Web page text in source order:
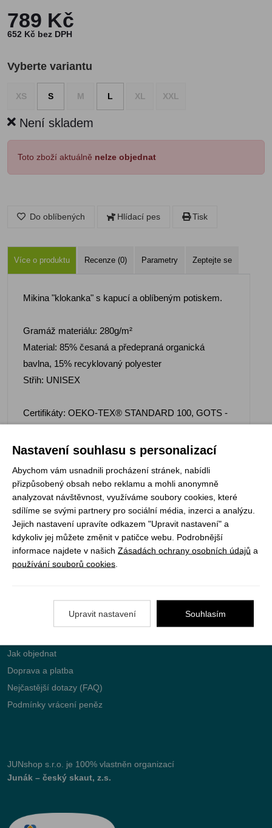
789 Kč
652 Kč bez DPH
Vyberte variantu
XS S M L XL XXL
Není skladem
Toto zboží aktuálně nelze objednat
Do oblíbených Hlídací pes Tisk
Více o produktu Recenze (0) Parametry Zeptejte se
Mikina "klokanka" s kapucí a oblíbeným potiskem.
Gramáž materiálu: 280g/m²
Material: 85% česaná a předepraná organická
bavlna, 15% recyklovaný polyester
Střih: UNISEX
Certifikáty: OEKO-TEX® STANDARD 100, GOTS -
Approved VEGAN
Registrujte se k odběru newsletteru a už Vám
nic neunikne
ODEBÍRAT
Vše o nákupu
Jak objednat
Doprava a platba
Nejčastější dotazy (FAQ)
Podmínky vrácení peněz
JUNshop s.r.o.
je 100% vlastněn organizací
Junák – český skaut, z.s.
Nastavení souhlasu s personalizací
Abychom vám usnadnili procházení stránek, nabídli
přizpůsobený obsah nebo reklamu a mohli anonymně
analyzovat návštěvnost, využíváme soubory cookies, které
sdílíme se svými partnery pro sociální média, inzerci a analýzu.
Jejich nastavení upravíte odkazem "Upravit nastavení" a
kdykoliv jej můžete změnit v patičce webu. Podrobnější
informace najdete v našich Zásadách ochrany osobních údajů a
používání souborů cookies
Upravit nastavení Souhlasím